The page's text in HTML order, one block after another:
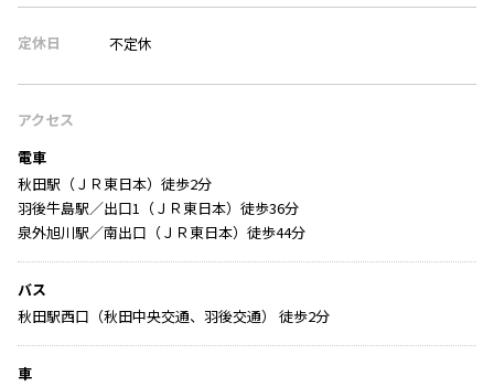
定休日 不定休
アクセス
電車
秋田駅（ＪＲ東日本）徒歩2分
羽後牛島駅／出口1（ＪＲ東日本）徒歩36分
泉外旭川駅／南出口（ＪＲ東日本）徒歩44分
バス
秋田駅西口（秋田中央交通、羽後交通） 徒歩2分
車